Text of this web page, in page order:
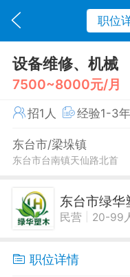
职位
设备维修、机械
7500~8000元/月
招1人 经验1-3年
东台市/梁垛镇
东台市台南镇天仙路北首
东台市绿华
民营 20-99
职位详情